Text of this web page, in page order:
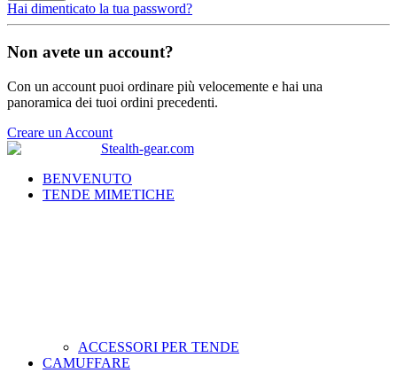
Hai dimenticato la tua password?
Non avete un account?
Con un account puoi ordinare più velocemente e hai una
panoramica dei tuoi ordini precedenti.
Creare un Account
BENVENUTO
TENDE MIMETICHE
ACCESSORI PER TENDE
CAMUFFARE